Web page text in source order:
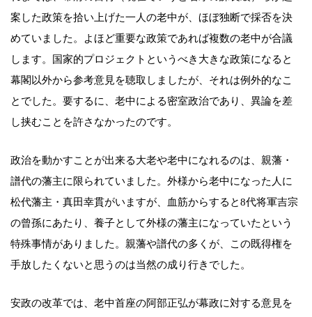
案した政策を拾い上げた一人の老中が、ほぼ独断で採否を決
めていました。よほど重要な政策であれば複数の老中が合議
します。国家的プロジェクトというべき大きな政策になると
幕閣以外から参考意見を聴取しましたが、それは例外的なこ
とでした。要するに、老中による密室政治であり、異論を差
し挟むことを許さなかったのです。
政治を動かすことが出来る大老や老中になれるのは、親藩・
譜代の藩主に限られていました。外様から老中になった人に
松代藩主・真田幸貫がいますが、血筋からすると8代将軍吉宗
の曾孫にあたり、養子として外様の藩主になっていたという
特殊事情がありました。親藩や譜代の多くが、この既得権を
手放したくないと思うのは当然の成り行きでした。
安政の改革では、老中首座の阿部正弘が幕政に対する意見を